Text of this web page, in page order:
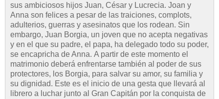
sus ambiciosos hijos Juan, César y Lucrecia. Joan y
Anna son felices a pesar de las traiciones, complots,
adulterios, guerras y asesinatos que los rodean. Sin
embargo, Juan Borgia, un joven que no acepta negativas
y en el que su padre, el papa, ha delegado todo su poder,
se encapricha de Anna. A partir de este momento el
matrimonio deberá enfrentarse también al poder de sus
protectores, los Borgia, para salvar su amor, su familia y
su dignidad. Este es el inicio de una gesta que llevará al
librero a luchar junto al Gran Capitán por la conquista de